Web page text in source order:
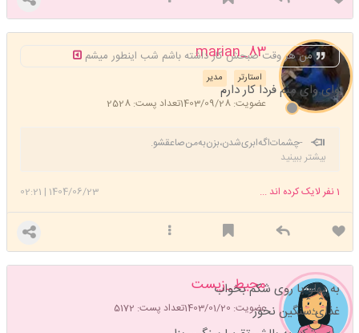
marian_83
مدیر استارتر
عضویت: 1403/09/28 تعداد پست: 2528
من هر وقت صبحش کار داشته باشم شب اینطور میشم
وای وای منم فردا کار دارم
-چشمات‌اگه‌ابری‌شدن،بزن‌به‌من‌صاعقشو.️
بیشتر ببینید
1404/06/23
|
02:21 1نفر لایک کرده اند ...
محیط_زیست
عضویت: 1403/01/20 تعداد پست: 5172
به پهلو یا روی شکم بخواب
غذای سنگین نخور